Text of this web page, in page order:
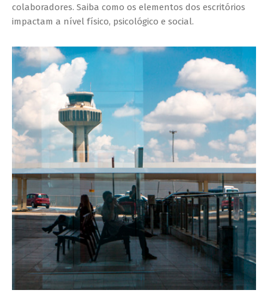
colaboradores. Saiba como os elementos dos escritórios
impactam a nível físico, psicológico e social.